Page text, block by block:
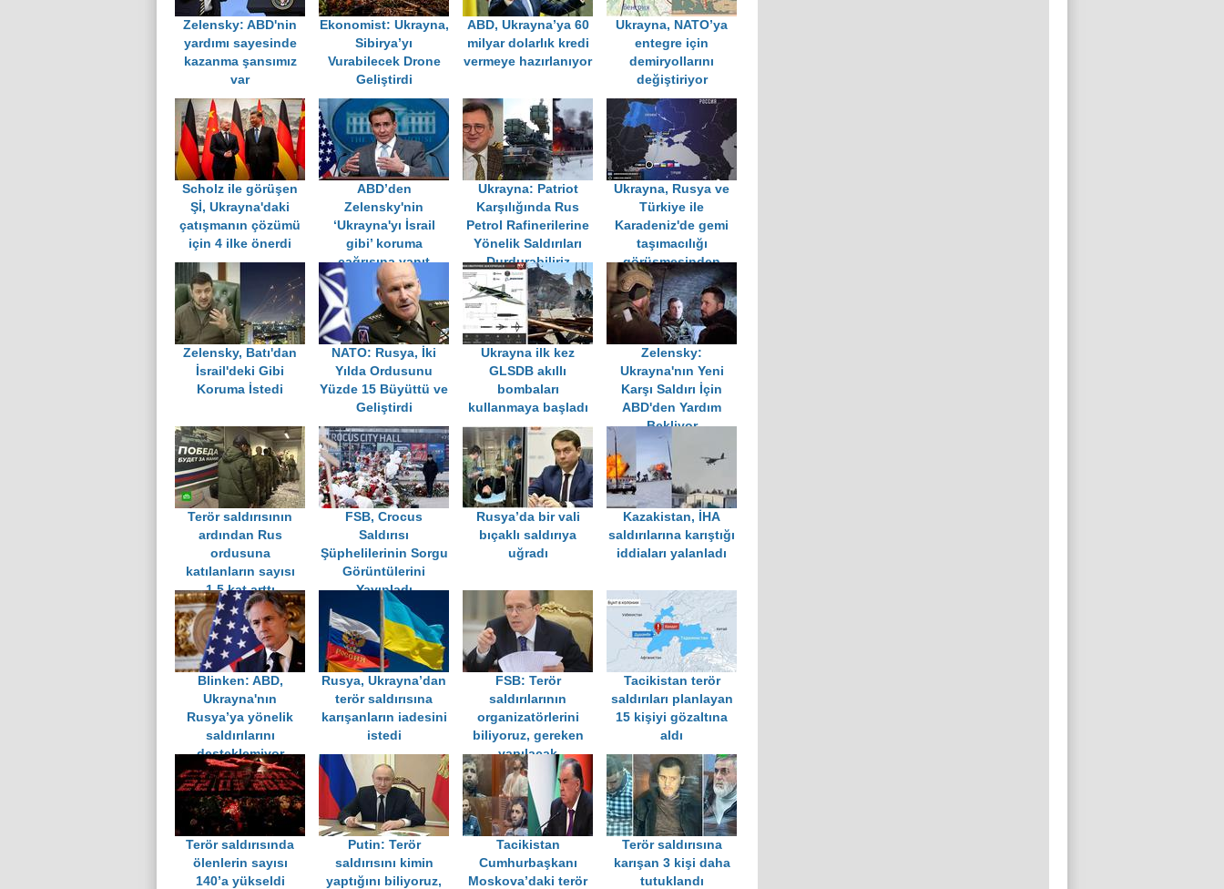
Zelensky: ABD'nin
yardımı sayesinde
kazanma şansımız
var
Ekonomist: Ukrayna,
Sibirya’yı
Vurabilecek Drone
Geliştirdi
ABD, Ukrayna’ya 60
milyar dolarlık kredi
vermeye hazırlanıyor
Ukrayna, NATO’ya
entegre için
demiryollarını
değiştiriyor
Scholz ile görüşen
Şİ, Ukrayna'daki
çatışmanın çözümü
için 4 ilke önerdi
ABD’den
Zelensky'nin
‘Ukrayna'yı İsrail
gibi’ koruma
çağrısına yanıt
Ukrayna: Patriot
Karşılığında Rus
Petrol Rafinerilerine
Yönelik Saldırıları
Durdurabiliriz
Ukrayna, Rusya ve
Türkiye ile
Karadeniz'de gemi
taşımacılığı
görüşmesinden
çekildi
Zelensky, Batı'dan
İsrail'deki Gibi
Koruma İstedi
NATO: Rusya, İki
Yılda Ordusunu
Yüzde 15 Büyüttü ve
Geliştirdi
Ukrayna ilk kez
GLSDB akıllı
bombaları
kullanmaya başladı
Zelensky:
Ukrayna'nın Yeni
Karşı Saldırı İçin
ABD'den Yardım
Bekliyor
Terör saldırısının
ardından Rus
ordusuna
katılanların sayısı
1,5 kat arttı
FSB, Crocus
Saldırısı
Şüphelilerinin Sorgu
Görüntülerini
Yayınladı
Rusya’da bir vali
bıçaklı saldırıya
uğradı
Kazakistan, İHA
saldırılarına karıştığı
iddiaları yalanladı
Blinken: ABD,
Ukrayna'nın
Rusya’ya yönelik
saldırılarını
desteklemiyor
Rusya, Ukrayna’dan
terör saldırısına
karışanların iadesini
istedi
FSB: Terör
saldırılarının
organizatörlerini
biliyoruz, gereken
yapılacak
Tacikistan terör
saldırıları planlayan
15 kişiyi gözaltına
aldı
Terör saldırısında
ölenlerin sayısı
140’a yükseldi
Putin: Terör
saldırısını kimin
yaptığını biliyoruz,
Tacikistan
Cumhurbaşkanı
Moskova’daki terör
Terör saldırısına
karışan 3 kişi daha
tutuklandı